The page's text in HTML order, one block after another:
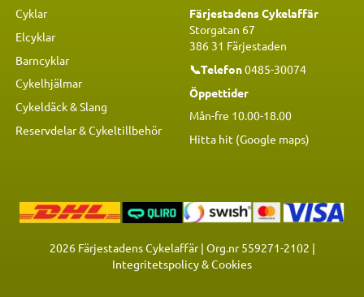
Cyklar
Elcyklar
Barncyklar
Cykelhjälmar
Cykeldäck & Slang
Reservdelar&Cykeltillbehör
Färjestadens Cykelaffär
Storgatan 67
386 31 Färjestaden
📞Telefon0485-30074
Öppettider
Mån-fre 10.00-18.00
Hitta hit (Google maps)
2026Färjestadens Cykelaffär | Org.nr 559271-2102 |
Integritetspolicy & Cookies